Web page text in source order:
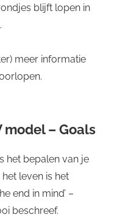
blijft lopen in
meer informatie
model – Goals
het bepalen van je
leven is het
end in mind’ –
beschreef.